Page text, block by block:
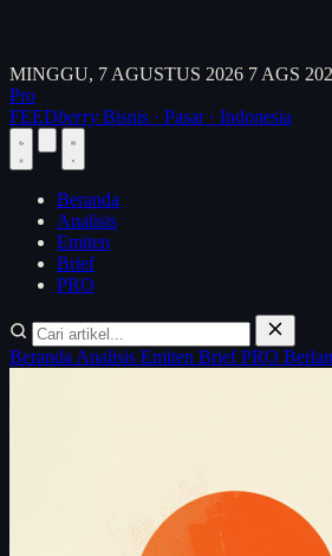
MINGGU, 7 AGUSTUS 2026 7 AGS
Pro
FEEDberry Bisnis · Pasar · Indonesia
Beranda
Analisis
Emiten
Brief
PRO
Beranda Analisis Emiten BriefPRO